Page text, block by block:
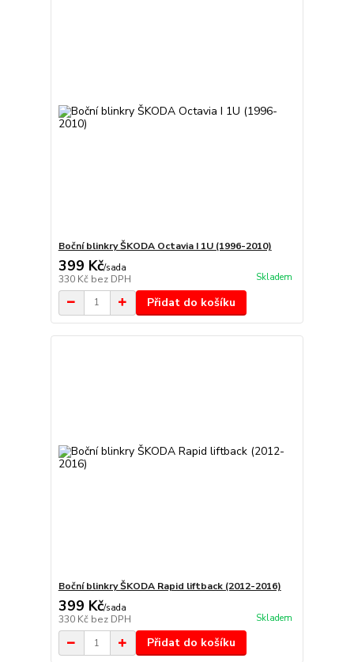
Boční blinkry ŠKODA Octavia I 1U (1996-2010)
399 Kč/sada
330 Kč bez DPH Skladem
Přidat do košíku
Boční blinkry ŠKODA Rapid liftback (2012-2016)
399 Kč/sada
330 Kč bez DPH Skladem
Přidat do košíku